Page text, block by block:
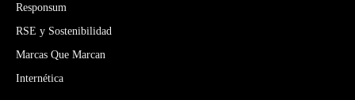
Responsum
RSE y Sostenibilidad
Marcas Que Marcan
Internética